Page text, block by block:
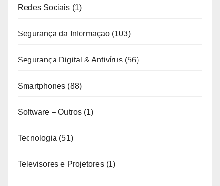
Redes Sociais (1)
Segurança da Informação (103)
Segurança Digital & Antivírus(56)
Smartphones (88)
Software – Outros (1)
Tecnologia (51)
Televisores e Projetores(1)